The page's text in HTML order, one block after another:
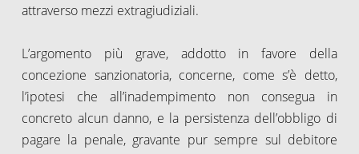
attraverso mezzi extragiudiziali.
L’argomento più grave, addotto in favore della
concezione sanzionatoria, concerne, come s’è detto,
l’ipotesi che all’inadempimento non consegua in
concreto alcun danno, e la persistenza dell’obbligo di
pagare la penale, gravante pur sempre sul debitore